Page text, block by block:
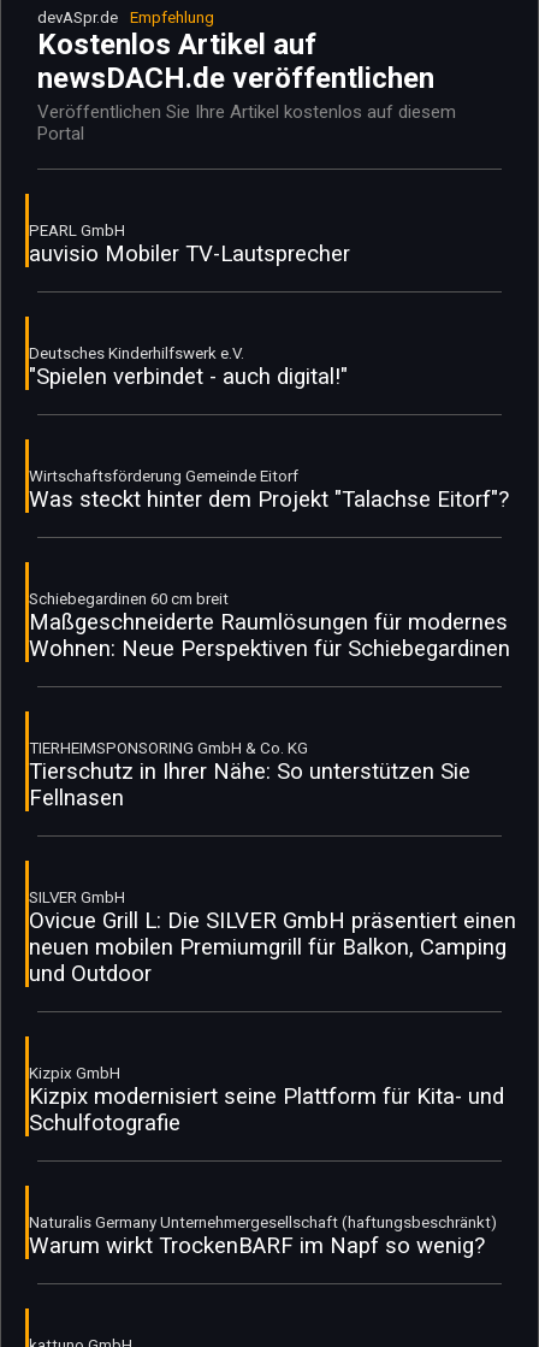
devASpr.de Empfehlung
Kostenlos Artikel auf
newsDACH.de veröffentlichen
Veröffentlichen Sie Ihre Artikel kostenlos auf diesem
Portal
PEARL GmbH
auvisio Mobiler TV-Lautsprecher
Deutsches Kinderhilfswerk e.V.
"Spielen verbindet - auch digital!"
Wirtschaftsförderung Gemeinde Eitorf
Was steckt hinter dem Projekt "Talachse Eitorf"?
Schiebegardinen 60 cm breit
Maßgeschneiderte Raumlösungen für modernes
Wohnen: Neue Perspektiven für Schiebegardinen
TIERHEIMSPONSORING GmbH & Co. KG
Tierschutz in Ihrer Nähe: So unterstützen Sie
Fellnasen
SILVER GmbH
Ovicue Grill L: Die SILVER GmbH präsentiert einen
neuen mobilen Premiumgrill für Balkon, Camping
und Outdoor
Kizpix GmbH
Kizpix modernisiert seine Plattform für Kita- und
Schulfotografie
Naturalis Germany Unternehmergesellschaft (haftungsbeschränkt)
Warum wirkt TrockenBARF im Napf so wenig?